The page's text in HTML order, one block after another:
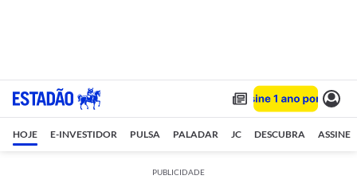
HOJE E-INVESTIDOR PULSA PALADAR JC DESCUBRA ASSINE
PUBLICIDADE